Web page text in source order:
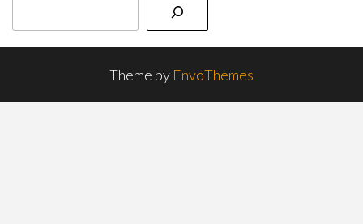
Theme by EnvoThemes